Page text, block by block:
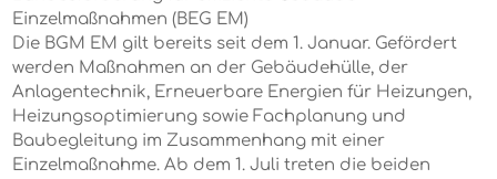
Einzelmaßnahmen (BEG EM)
Die BGM EM gilt bereits seit dem 1. Januar. Gefördert
werden Maßnahmen an der Gebäudehülle, der
Anlagentechnik, Erneuerbare Energien für Heizungen,
Heizungsoptimierung sowie Fachplanung und
Baubegleitung im Zusammenhang mit einer
Einzelmaßnahme. Ab dem 1. Juli treten die beiden